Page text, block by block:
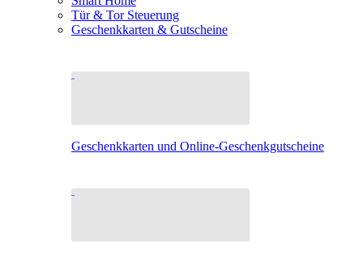
Tür & Tor Steuerung
Geschenkkarten & Gutscheine
Geschenkkarten und Online-Geschenkgutscheine